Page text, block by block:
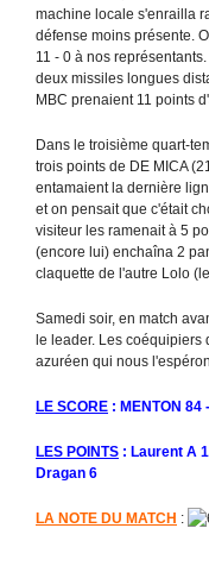
machine locale s'enrailla
défense moins présente.
11 - 0 à nos
deux missiles longues
MBC prenaient 11 points
Dans le troisième quart-
trois points de DE MICA
entamaient la dernière
et on pensait que c'était
visiteur les ramenait à 5
(encore lui) enchaîna 2
claquette de l'autre Lolo
Samedi soir, en match
le leader. Les coéquipiers
azuréen qui nous
LE SCORE : MENTON 84
LES POINTS : Laurent A
Dragan 6
LA NOTE DU MATCH :